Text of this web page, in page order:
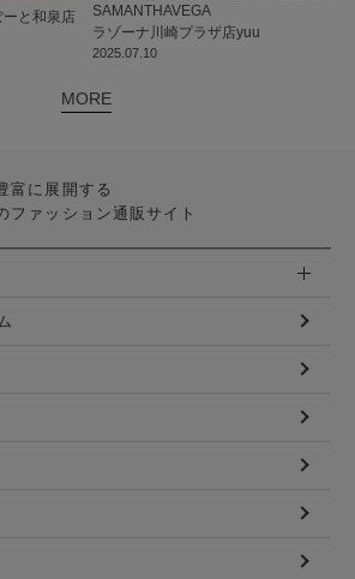
ーと和泉店
2025.07.10
SAMANTHAVEGA
ラゾーナ川崎プラザ店yuu
MORE
富に展開する
ファッション通販サイト